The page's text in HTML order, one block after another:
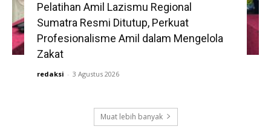
Pelatihan Amil Lazismu Regional
Sumatra Resmi Ditutup, Perkuat
Profesionalisme Amil dalam Mengelola
Zakat
redaksi - 3 Agustus 2026
Muat lebih banyak